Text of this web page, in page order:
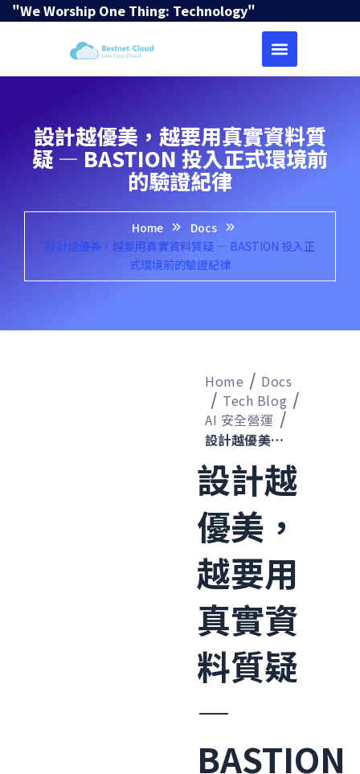
"We Worship One Thing: Technology"
設計越優美，越要用真實資料質
疑 ― BASTION 投入正式環境前
的驗證紀律
Home
Docs
設計越優美，越要用真實資料質疑 ― BASTION 投入正
式環境前的驗證紀律
Home
Docs
Tech Blog
AI 安全營運
設計越優美，越要用真實資料質疑 ― BASTION 投入正式環境前的驗證紀律
設計越
優美，
越要用
真實資
料質疑
―
BASTION